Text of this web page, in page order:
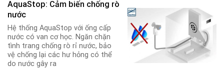
AquaStop: Cảm biến chống rò
nước
Hệ thống AquaStop với ống cấp
nước có van cơ học. Ngăn chặn
tình trang chống rò rỉ nước, bảo
vệ chống lại các hư hỏng có thể
do nước gây ra